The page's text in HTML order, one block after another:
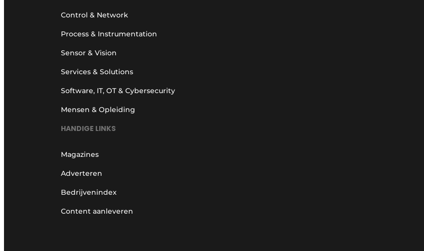
Control & Network
Process & Instrumentation
Sensor & Vision
Services & Solutions
Software, IT, OT & Cybersecurity
Mensen & Opleiding
HANDIGE LINKS
Magazines
Adverteren
Bedrijvenindex
Content aanleveren